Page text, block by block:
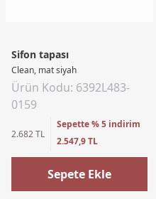
Sifon tapası
Clean, mat siyah
Ürün Kodu: 6392L483-
0159
2.682 TL
Sepette % 5 indirim
2.547,9 TL
Sepete Ekle